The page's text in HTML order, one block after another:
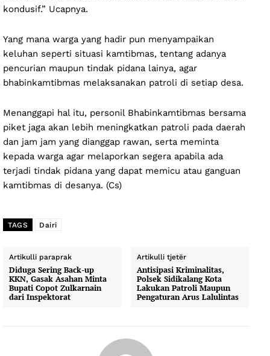
kondusif.” Ucapnya.
Yang mana warga yang hadir pun menyampaikan
keluhan seperti situasi kamtibmas, tentang adanya
pencurian maupun tindak pidana lainya, agar
bhabinkamtibmas melaksanakan patroli di setiap desa.
Menanggapi hal itu, personil Bhabinkamtibmas bersama
piket jaga akan lebih meningkatkan patroli pada daerah
dan jam jam yang dianggap rawan, serta meminta
kepada warga agar melaporkan segera apabila ada
terjadi tindak pidana yang dapat memicu atau ganguan
kamtibmas di desanya. (Cs)
TAGS Dairi
Artikulli paraprak
Diduga Sering Back-up
KKN, Gasak Asahan Minta
Bupati Copot Zulkarnain
dari Inspektorat
Artikulli tjetër
Antisipasi Kriminalitas,
Polsek Sidikalang Kota
Lakukan Patroli Maupun
Pengaturan Arus Lalulintas